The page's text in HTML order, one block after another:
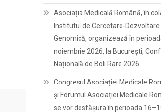
Asociația Medicală Română, în
Institutul de Cercetare-Dezvoltare
Genomică, organizează în
noiembrie 2026, la București,
Națională de Boli Rare 2026
Congresul Asociației Medicale
și Forumul Asociației Medicale
se vor desfășura în perioada